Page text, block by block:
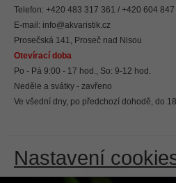
Telefon: +420 483 317 361 / +420 604 847
E-mail: info@akvaristik.cz
Prosečská 141, Proseč nad Nisou
Otevírací doba
Po - Pá 9:00 - 17 hod., So: 9-12 hod.
Neděle a svátky - zavřeno
Ve všední dny, po předchozí dohodě, do
Nastavení